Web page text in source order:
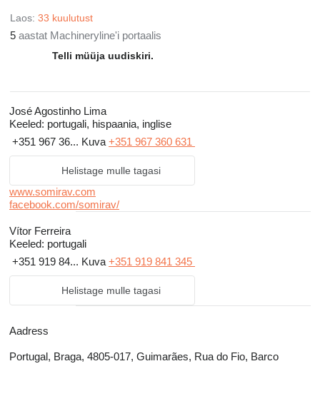
que surpreendem e satisfazem cada vez mais os nossos
clientes.
Laos: 33 kuulutust
5 aastat Machineryline'i portaalis
Telli müüja uudiskiri.
José Agostinho Lima
Keeled: portugali, hispaania, inglise
+351 967 36... Kuva+351 967 360 631
Helistage mulle tagasi
www.somirav.com
facebook.com/somirav/
Vítor Ferreira
Keeled: portugali
+351 919 84... Kuva+351 919 841 345
Helistage mulle tagasi
Aadress
Portugal, Braga, 4805-017, Guimarães, Rua do Fio, Barco